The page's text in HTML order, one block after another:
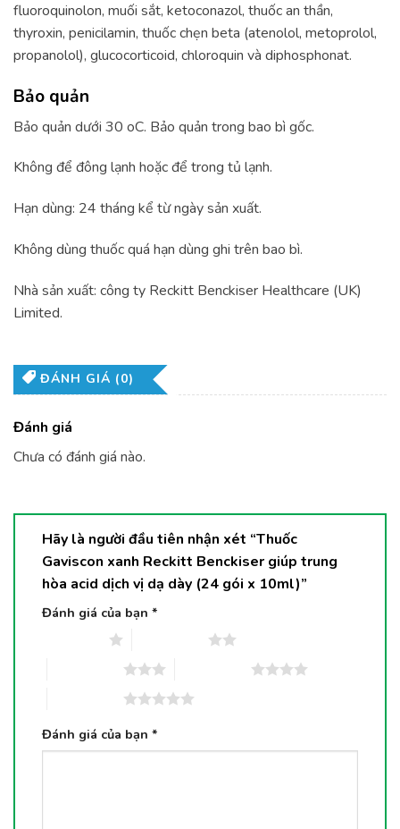
fluoroquinolon, muối sắt, ketoconazol, thuốc an thần,
thyroxin, penicilamin, thuốc chẹn beta (atenolol, metoprolol,
propanolol), glucocorticoid, chloroquin và diphosphonat.
Bảo quản
Bảo quản dưới 30 oC. Bảo quản trong bao bì gốc.
Không để đông lạnh hoặc để trong tủ lạnh.
Hạn dùng: 24 tháng kể từ ngày sản xuất.
Không dùng thuốc quá hạn dùng ghi trên bao bì.
Nhà sản xuất: công ty Reckitt Benckiser Healthcare (UK)
Limited.
ĐÁNH GIÁ (0)
Đánh giá
Chưa có đánh giá nào.
Hãy là người đầu tiên nhận xét “Thuốc
Gaviscon xanh Reckitt Benckiser giúp trung
hòa acid dịch vị dạ dày (24 gói x 10ml)”
Đánh giá của bạn *
Đánh giá của bạn *